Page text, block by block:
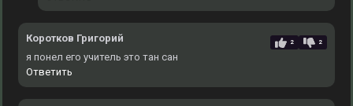
Коротков Григорий 2 2
я понел его учитель это тан сан
Ответить